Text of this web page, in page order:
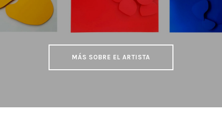
MÁS SOBRE EL ARTISTA